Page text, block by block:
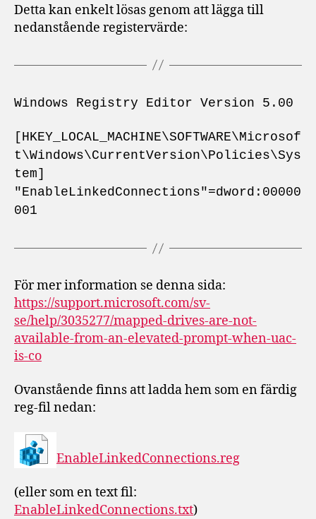
Detta kan enkelt lösas genom att lägga till
nedanstående registervärde:
Windows Registry Editor Version 5.00
[HKEY_LOCAL_MACHINE\SOFTWARE\Microsof
t\Windows\CurrentVersion\Policies\Sys
tem]
"EnableLinkedConnections"=dword:00000
001
För mer information se denna sida:
https://support.microsoft.com/sv-
se/help/3035277/mapped-drives-are-not-
available-from-an-elevated-prompt-when-uac-
is-co
Ovanstående finns att ladda hem som en färdig
reg-fil nedan:
EnableLinkedConnections.reg
(eller som en text fil:
EnableLinkedConnections.txt)